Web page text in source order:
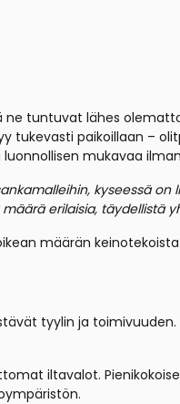
tuntuvat lähes
tukevasti paikoillaan –
mukavaa
kyseessä on
erilaisia, täydellistä
määrän keinotekoista
tyylin ja
iltavalot.